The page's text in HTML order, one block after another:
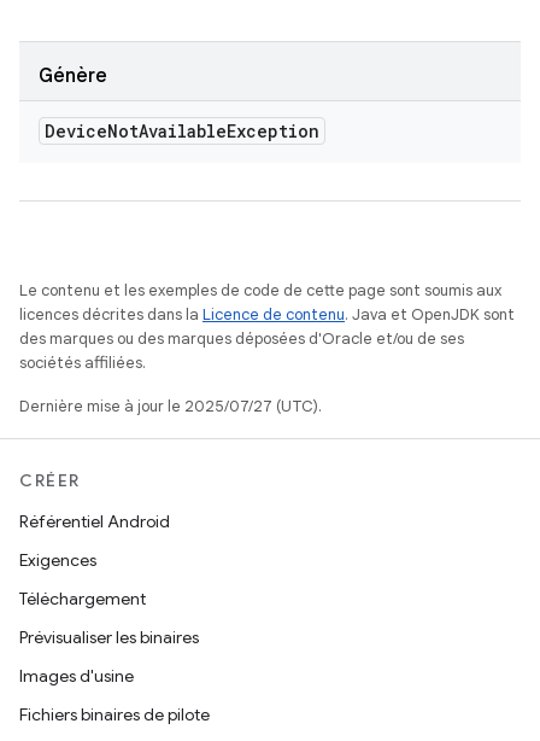
Génère
DeviceNotAvailableException
Le contenu et les exemples de code de cette page sont soumis aux
licences décrites dans la Licence de contenu. Java et OpenJDK sont
des marques ou des marques déposées d'Oracle et/ou de ses
sociétés affiliées.
Dernière mise à jour le 2025/07/27 (UTC).
CRÉER
Référentiel Android
Exigences
Téléchargement
Prévisualiser les binaires
Images d'usine
Fichiers binaires de pilote